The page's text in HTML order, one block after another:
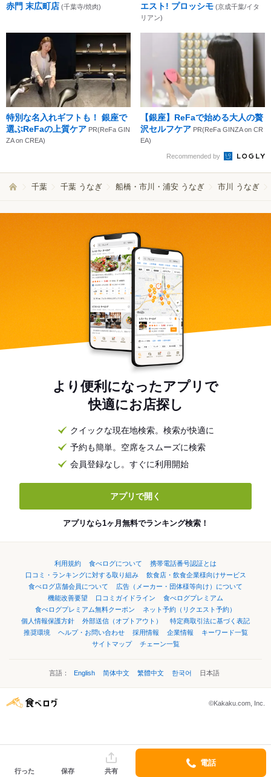
赤門 末広町店 (千葉寺/焼肉) エスト! プロッシモ (京成千葉/イタ
リアン)
特別な名入れギフトも！ 銀座で
選ぶReFaの上質ケア PR(ReFa GIN
ZA on CREA)
【銀座】ReFaで始める大人の贅
沢セルフケア PR(ReFa GINZA on CR
EA)
Recommended by
千葉 千葉 うなぎ 船橋・市川・浦安 うなぎ 市川 うなぎ
より便利になったアプリで
快適にお店探し
クイックな現在地検索。検索が快適に
予約も簡単。空席をスムーズに検索
会員登録なし。すぐに利用開始
アプリで開く
アプリなら1ヶ月無料でランキング検索！
利用規約 食べログについて
携帯電話番号認証とは
口コミ・ランキングに対する取り組み
飲食店・飲食企業様向けサービス
食べログ店舗会員について
広告（メーカー・団体様等向け）について
機能改善要望
口コミガイドライン
食べログプレミアム
食べログプレミアム無料クーポン
ネット予約（リクエスト予約）
個人情報保護方針
外部送信（オプトアウト）
特定商取引法に基づく表記
推奨環境
ヘルプ・お問い合わせ 採用情報 企業情報
キーワード一覧
サイトマップ
チェーン一覧
言語： English 简体中文 繁體中文 한국어 日本語
©Kakaku.com, Inc.
行った 保存 共有
電話